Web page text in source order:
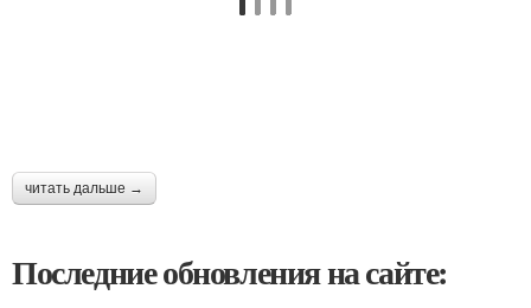
читать дальше →
Последние обновления на сайте: